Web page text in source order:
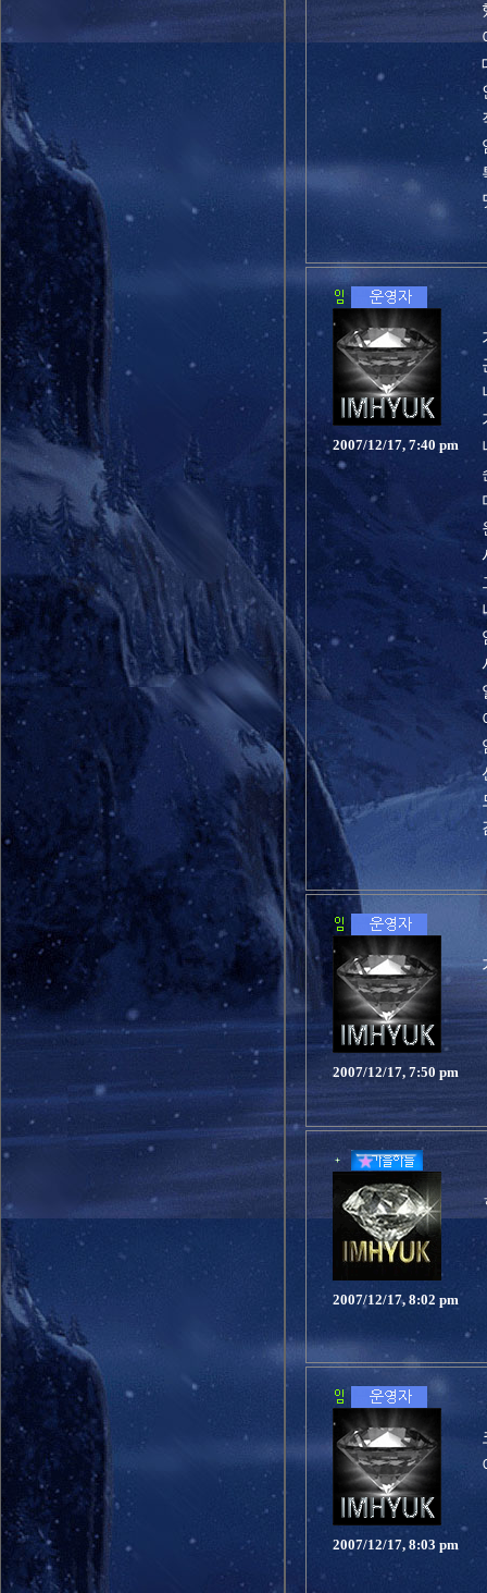
2007/12/17, 7:40 pm
2007/12/17, 7:50 pm
2007/12/17, 8:02 pm
2007/12/17, 8:03 pm